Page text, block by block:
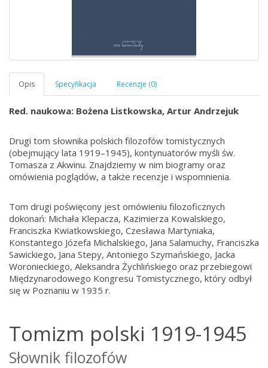
Red. naukowa: Bożena Listkowska, Artur Andrzejuk
Drugi tom słownika polskich filozofów tomistycznych
(obejmujący lata 1919–1945), kontynuatorów myśli św.
Tomasza z Akwinu. Znajdziemy w nim biogramy oraz
omówienia poglądów, a także recenzje i wspomnienia.
Tom drugi poświęcony jest omówieniu filozoficznych
dokonań: Michała Klepacza, Kazimierza Kowalskiego,
Franciszka Kwiatkowskiego, Czesława Martyniaka,
Konstantego Józefa Michalskiego, Jana Salamuchy, Franciszka
Sawickiego, Jana Stepy, Antoniego Szymańskiego, Jacka
Woronieckiego, Aleksandra Żychlińskiego oraz przebiegowi
Międzynarodowego Kongresu Tomistycznego, który odbył
się w Poznaniu w 1935 r.
Tomizm polski 1919-1945
Słownik filozofów